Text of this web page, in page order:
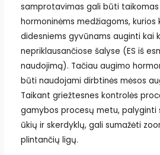
samprotavimas gali būti
hormoninėms medžiagoms,
didesniems gyvūnams auginti kai
nepriklausančiose šalyse (ES iš
naudojimą). Tačiau augimo
būti naudojami dirbtinės mėsos
Taikant griežtesnes kontrolės
gamybos procesų metu, palyginti
ūkių ir skerdyklų, gali sumažėti
plintančių ligų.